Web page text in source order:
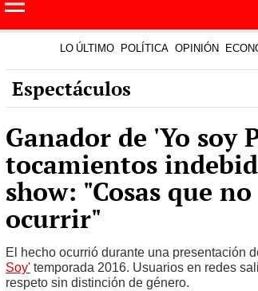
LO ÚLTIMO POLÍTICA OPINIÓN
Espectáculos
Ganador de 'Yo soy
tocamientos
show: "Cosas que
ocurrir"
El hecho ocurrió durante una presentación
Soy' temporada 2016. Usuarios en redes
respeto sin distinción de género.